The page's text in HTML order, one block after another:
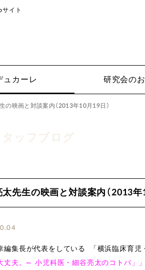
サイト
ュカーレ 研究会の
の映画と対談案内（2013年10月19日）
先生の映画と対談案内（2013年
編集長が代表をしている 「横浜臨床育児
丈夫。⋯ 小児科医・細谷亮太のコトバ」